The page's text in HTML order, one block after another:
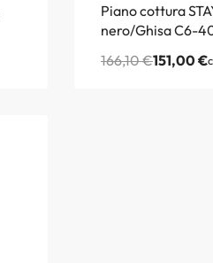
Piano cottura
nero/Ghisa C6-
166,10€151,00€